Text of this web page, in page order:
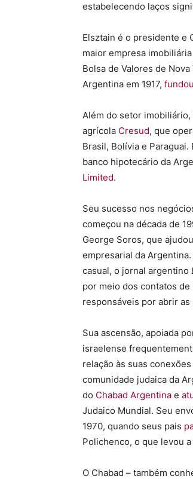
estabelecendo laços
Elsztain é o presidente e
maior empresa
Bolsa de Valores de
Argentina em 1917, fundou
Além do setor
agrícola Cresud, que
Brasil, Bolívia e Paraguai.
banco hipotecário da
Limited.
Seu sucesso nos
começou na década de
George Soros, que
empresarial da
casual, o jornal argentino
por meio dos contatos
responsáveis por abrir
Sua ascensão, apoiada
israelense
relação às suas
comunidade judaica da
do Chabad Argentina e
Judaico Mundial. Seu
1970, quando seus pais
Polichenco, o que levou
O Chabad – também